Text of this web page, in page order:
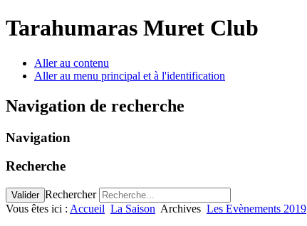
Tarahumaras Muret Club
Aller au contenu
Aller au menu principal et à l'identification
Navigation de recherche
Navigation
Recherche
Valider Rechercher
Vous êtes ici : Accueil La Saison Archives Les Evènements 2019